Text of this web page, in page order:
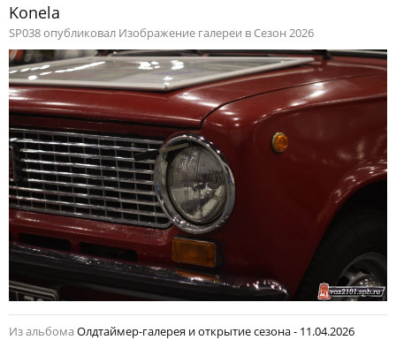
Konela
SP038 опубликовал Изображение галереи в Сезон 2026
Из альбома Олдтаймер-галерея и открытие сезона - 11.04.2026